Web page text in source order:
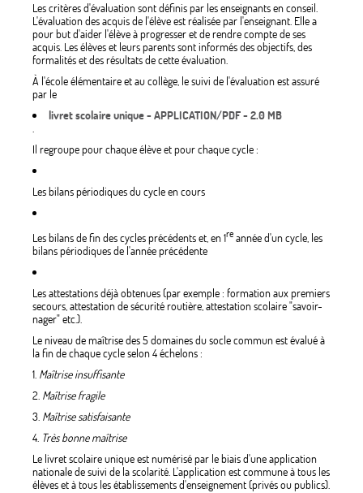
Les critères d'évaluation sont définis par les enseignants en conseil.
L'évaluation des acquis de l'élève est réalisée par l'enseignant. Elle a
pour but d'aider l'élève à progresser et de rendre compte de ses
acquis. Les élèves et leurs parents sont informés des objectifs, des
formalités et des résultats de cette évaluation.
À l'école élémentaire et au collège, le suivi de l'évaluation est assuré
par le
livret scolaire unique - APPLICATION/PDF - 2.0 MB
.
Il regroupe pour chaque élève et pour chaque cycle :
Les bilans périodiques du cycle en cours
Les bilans de fin des cycles précédents et, en 1re année d'un cycle, les
bilans périodiques de l'année précédente
Les attestations déjà obtenues (par exemple : formation aux premiers
secours, attestation de sécurité routière, attestation scolaire "savoir-
nager" etc.).
Le niveau de maîtrise des 5 domaines du socle commun est évalué à
la fin de chaque cycle selon 4 échelons :
1. Maîtrise insuffisante
2. Maîtrise fragile
3. Maîtrise satisfaisante
4. Très bonne maîtrise
Le livret scolaire unique est numérisé par le biais d'une application
nationale de suivi de la scolarité. L'application est commune à tous les
élèves et à tous les établissements d'enseignement (privés ou publics).